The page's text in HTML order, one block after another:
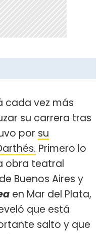
cada vez más
su carrera tras
por su
Primero lo
obra teatral
Buenos Aires y
en Mar del Plata,
que está
salto y que